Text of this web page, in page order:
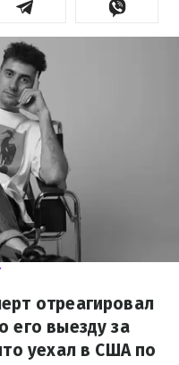
отреагировал
его выезду за
уехал в США по